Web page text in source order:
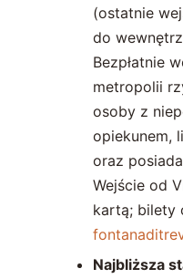
(ostatnie
do
Bezpłatnie
metropolii
osoby z
opiekunem,
oraz
Wejście od
kartą; bilety
Najbliższa